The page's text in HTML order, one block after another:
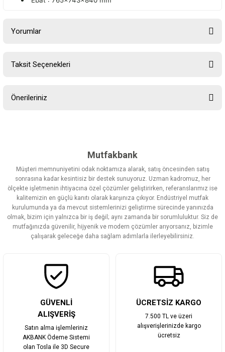
Yorumlar
Taksit Seçenekleri
Önerileriniz
Görüş ve önerileriniz için teşekkür ederiz.
Ürün resmi kalitesiz, bozuk veya görüntülenemiyor.
Ürün açıklamasında eksik bilgiler bulunuyor.
Ürün bilgilerinde hatalar bulunuyor.
Ürün fiyatı diğer sitelerden daha pahalı.
Bu ürüne benzer farklı alternatifler olmalı.
Mutfakbank
Müşteri memnuniyetini odak noktamıza alarak, satış öncesinden satış
sonrasına kadar kesintisiz bir destek sunuyoruz. Uzman kadromuz, her
ölçekte işletmenin ihtiyacına özel çözümler geliştirirken, referanslarımız ise
kalitemizin en güçlü kanıtı olarak karşınıza çıkıyor. Endüstriyel mutfak
kurulumunda ya da mevcut sistemlerinizi geliştirme sürecinde yanınızda
olmak, bizim için yalnızca bir iş değil; aynı zamanda bir sorumluluktur. Siz de
mutfağınızda güvenilir, hijyenik ve modern çözümler arıyorsanız, bizimle
çalışarak geleceğe daha sağlam adımlarla ilerleyebilirsiniz.
GÜVENLİ
ALIŞVERİŞ
Satın alma işlemleriniz
AKBANK Ödeme Sistemi
olan Tosla ile 3D Secure
ÜCRETSİZ KARGO
7.500 TL ve üzeri
alışverişlerinizde kargo
ücretsiz